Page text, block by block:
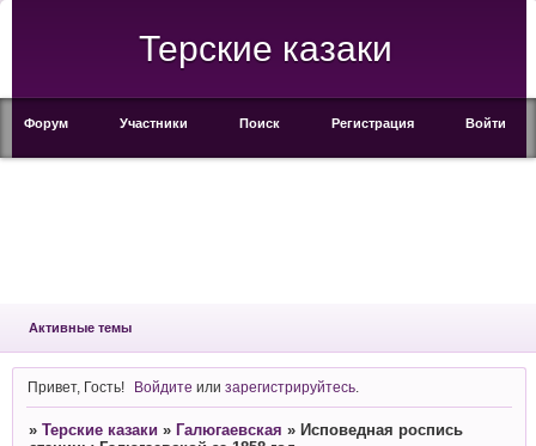
Терские казаки
Форум Участники Поиск Регистрация Войти
Активные темы
Привет, Гость! Войдите илизарегистрируйтесь
» Терские казаки » Галюгаевская » Исповедная роспись